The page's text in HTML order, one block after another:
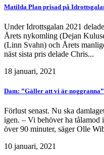
Matilda Plan prisad på
Under Idrottsgalan 2021
Årets nykomling (Dejan
(Linn Svahn) och Årets
näst sista pris delade Chris...
18 januari, 2021
Dam: ”Gäller att vi är
Förlust senast. Nu ska
igen. – Vi behöver ha tålamod
över 90 minuter, säger Olle
10 januari, 2021